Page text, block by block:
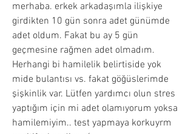
merhaba. erkek arkadaşımla ilişkiye
girdikten 10 gün sonra adet günümde
adet oldum. Fakat bu ay 5 gün
geçmesine rağmen adet olmadım.
Herhangi bi hamilelik belirtiside yok
mide bulantısı vs. fakat göğüslerimde
şişkinlik var. Lütfen yardımcı olun stres
yaptığım için mi adet olamıyorum yoksa
hamilemiyim.. test yapmaya korkuyrm